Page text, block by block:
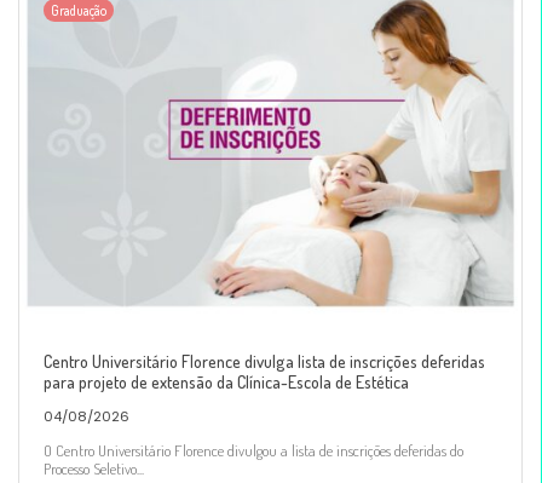
Graduação
Centro Universitário Florence divulga lista de inscrições deferidas
para projeto de extensão da Clínica-Escola de Estética
04/08/2026
O Centro Universitário Florence divulgou a lista de inscrições deferidas do
Processo Seletivo...